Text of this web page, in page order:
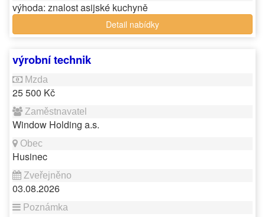
výhoda: znalost asijské kuchyně
Detail nabídky
výrobní technik
25 500 Kč
Window Holding a.s.
Husinec
03.08.2026